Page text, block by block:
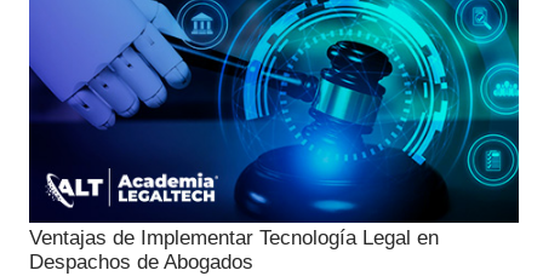
Ventajas de Implementar Tecnología Legal en
Despachos de Abogados